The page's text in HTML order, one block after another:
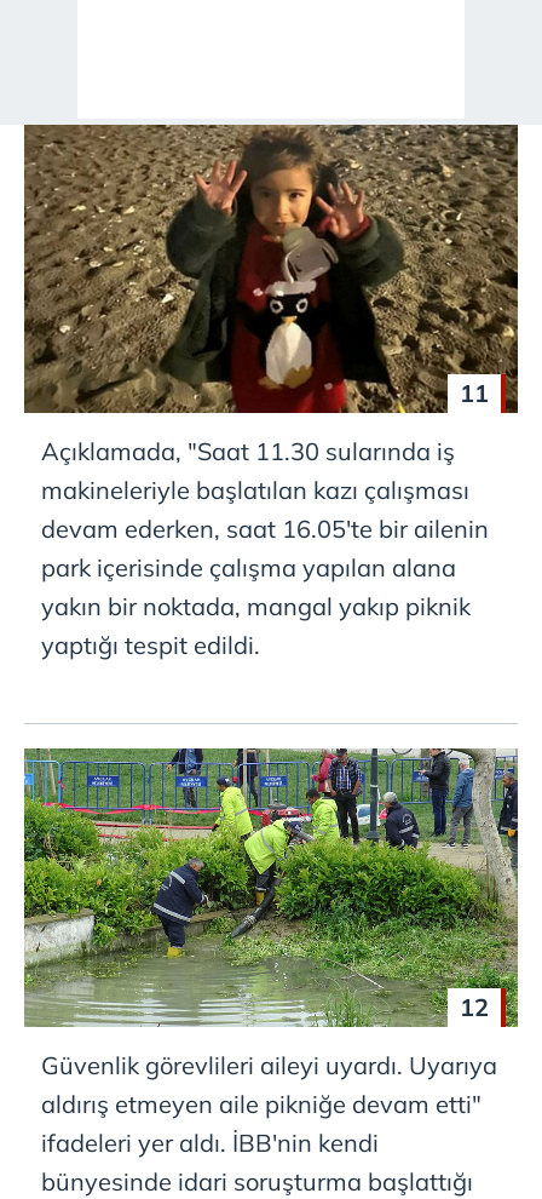
11
Açıklamada, "Saat 11.30 sularında iş
makineleriyle başlatılan kazı çalışması
devam ederken, saat 16.05'te bir ailenin
park içerisinde çalışma yapılan alana
yakın bir noktada, mangal yakıp piknik
yaptığı tespit edildi.
12
Güvenlik görevlileri aileyi uyardı. Uyarıya
aldırış etmeyen aile pikniğe devam etti"
ifadeleri yer aldı. İBB'nin kendi
bünyesinde idari soruşturma başlattığı